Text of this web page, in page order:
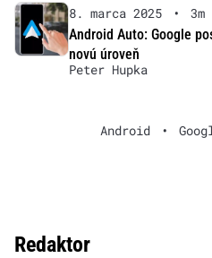
8. marca 2025 •
3m
Android Auto: Google
novú úroveň
Peter Hupka
Android •
Redaktor